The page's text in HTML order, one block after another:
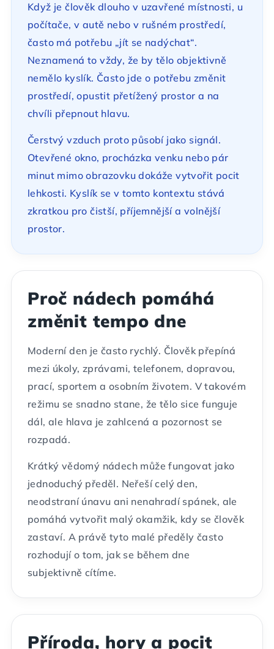
Když je člověk dlouho v uzavřené místnosti, u
počítače, v autě nebo v rušném prostředí,
často má potřebu „jít se nadýchat“.
Neznamená to vždy, že by tělo objektivně
nemělo kyslík. Často jde o potřebu změnit
prostředí, opustit přetížený prostor a na
chvíli přepnout hlavu.
Čerstvý vzduch proto působí jako signál.
Otevřené okno, procházka venku nebo pár
minut mimo obrazovku dokáže vytvořit pocit
lehkosti. Kyslík se v tomto kontextu stává
zkratkou pro čistší, příjemnější a volnější
prostor.
Proč nádech pomáhá
změnit tempo dne
Moderní den je často rychlý. Člověk přepíná
mezi úkoly, zprávami, telefonem, dopravou,
prací, sportem a osobním životem. V takovém
režimu se snadno stane, že tělo sice funguje
dál, ale hlava je zahlcená a pozornost se
rozpadá.
Krátký vědomý nádech může fungovat jako
jednoduchý předěl. Neřeší celý den,
neodstraní únavu ani nenahradí spánek, ale
pomáhá vytvořit malý okamžik, kdy se člověk
zastaví. A právě tyto malé předěly často
rozhodují o tom, jak se během dne
subjektivně cítíme.
Příroda, hory a pocit